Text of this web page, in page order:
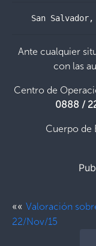
San
Ante cualquier
con las
Centro de
0888 /
Cuerpo de
«« Valoración
22/Nov/15